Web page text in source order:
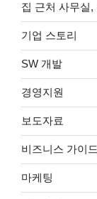
집 근처 사무실,
기업 스토리
SW 개발
경영지원
보도자료
비즈니스 가이드
마케팅